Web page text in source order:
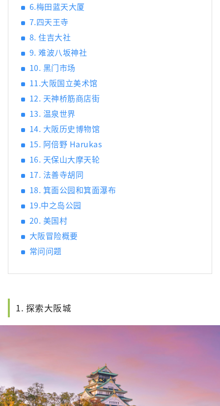
6.梅田蓝天大厦
7.四天王寺
8. 住吉大社
9. 难波八坂神社
10. 黑门市场
11.大阪国立美术馆
12. 天神桥筋商店街
13. 温泉世界
14. 大阪历史博物馆
15. 阿倍野 Harukas
16. 天保山大摩天轮
17. 法善寺胡同
18. 箕面公园和箕面瀑布
19.中之岛公园
20. 美国村
大阪冒险概要
常问问题
1. 探索大阪城